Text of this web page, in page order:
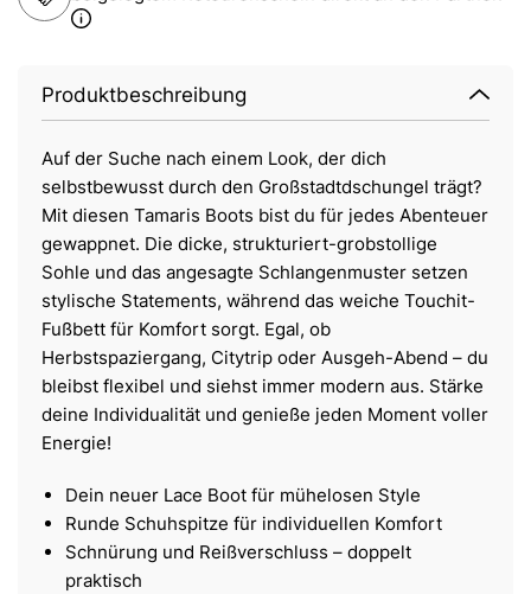
Produktbeschreibung
Auf der Suche nach einem Look, der dich
selbstbewusst durch den Großstadtdschungel trägt?
Mit diesen Tamaris Boots bist du für jedes Abenteuer
gewappnet. Die dicke, strukturiert-grobstollige
Sohle und das angesagte Schlangenmuster setzen
stylische Statements, während das weiche Touchit-
Fußbett für Komfort sorgt. Egal, ob
Herbstspaziergang, Citytrip oder Ausgeh-Abend – du
bleibst flexibel und siehst immer modern aus. Stärke
deine Individualität und genieße jeden Moment voller
Energie!
Dein neuer Lace Boot für mühelosen Style
Runde Schuhspitze für individuellen Komfort
Schnürung und Reißverschluss – doppelt
praktisch